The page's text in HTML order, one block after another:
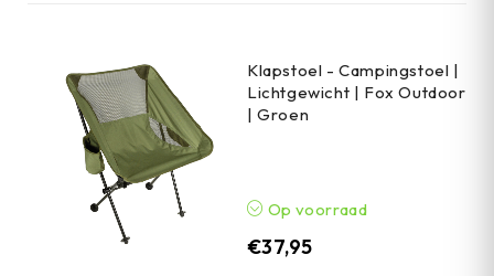
Klapstoel - Campingstoel |
Lichtgewicht | Fox Outdoor
| Groen
Op voorraad
€37,95